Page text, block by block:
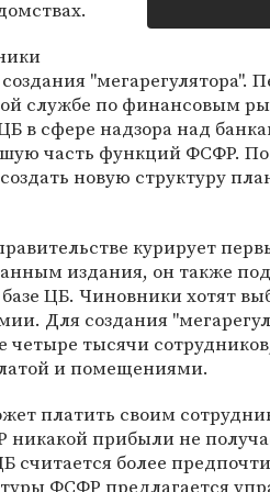
"мегарегулятора".
службе по финансовым
в сфере надзора над
часть функций ФСФР.
новую структуру
курирует
издания, он также
ЦБ. Чиновники хотят
Для создания
тысячи
и помещениями.
платить своим
прибыли не
считается более
ФСФР предлагается